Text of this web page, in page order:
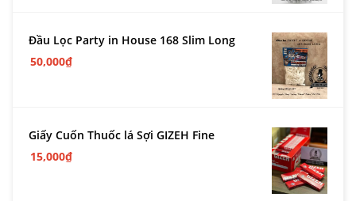
Đầu Lọc Party in House 168 Slim Long
50,000₫
Giấy Cuốn Thuốc lá Sợi GIZEH Fine
15,000₫